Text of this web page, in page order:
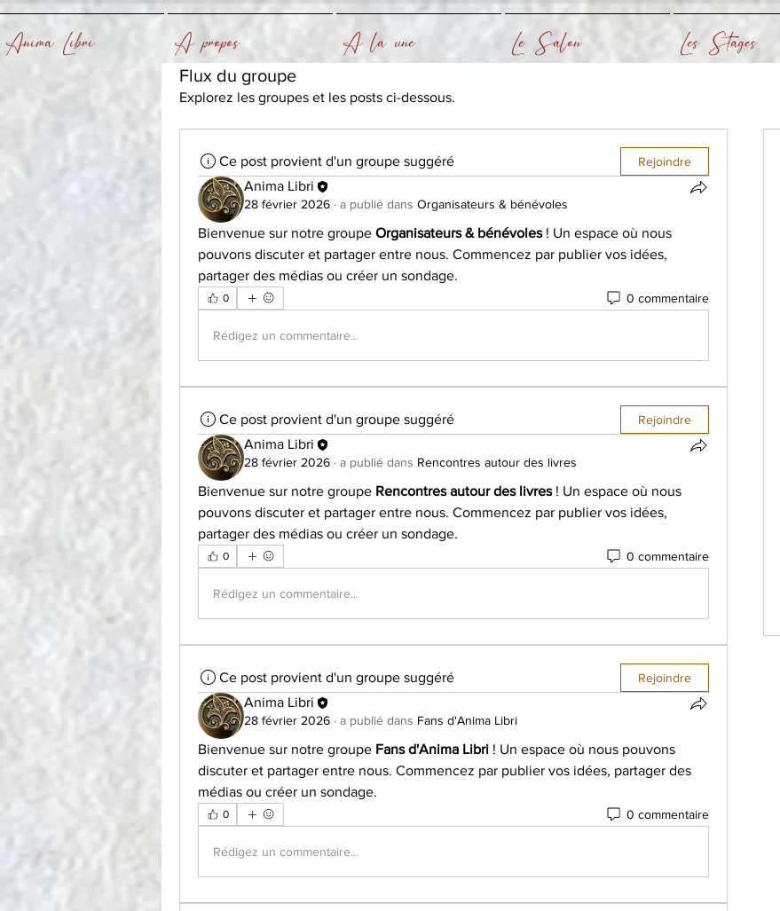
Anima Libri A propos A la une Le Salon Les Stages
Flux du groupe
Explorez les groupes et les posts ci-dessous.
Ce post provient d'un groupe suggéré Rejoindre
Anima Libri
28 février 2026 · a publié dans Organisateurs & bénévoles
Bienvenue sur notre groupe Organisateurs & bénévoles ! Un espace où nous
pouvons discuter et partager entre nous. Commencez par publier vos idées,
partager des médias ou créer un sondage.
0 0 commentaire
Rédigez un commentaire...
Ce post provient d'un groupe suggéré Rejoindre
Anima Libri
28 février 2026 · a publié dans Rencontres autour des livres
Bienvenue sur notre groupe Rencontres autour des livres ! Un espace où nous
pouvons discuter et partager entre nous. Commencez par publier vos idées,
partager des médias ou créer un sondage.
0 0 commentaire
Rédigez un commentaire...
Ce post provient d'un groupe suggéré Rejoindre
Anima Libri
28 février 2026 · a publié dans Fans d'Anima Libri
Bienvenue sur notre groupe Fans d'Anima Libri ! Un espace où nous pouvons
discuter et partager entre nous. Commencez par publier vos idées, partager des
médias ou créer un sondage.
0 0 commentaire
Rédigez un commentaire...